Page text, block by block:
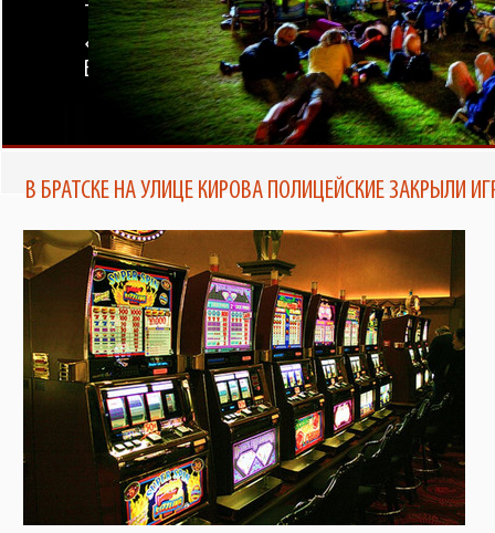
ТЕПЕРЬ ПОЧИТАТЬ ЕЖЕНЕДЕЛЬНИК
«ЗНАМЯ» МОЖНО НА ПОРТАЛЕ
BRATSK-POISK.RU
В БРАТСКЕ ПОЯВИТСЯ КИНОТЕАТР
ПОД ОТКРЫТЫМ НЕБОМ ОТ TELE2
В БРАТСКЕ НА УЛИЦЕ КИРОВА ПОЛИЦЕЙСКИЕ ЗАКРЫЛИ